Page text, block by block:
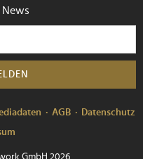
AGB
Datenschutz